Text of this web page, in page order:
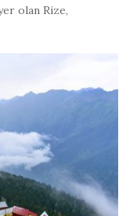
olan Rize,